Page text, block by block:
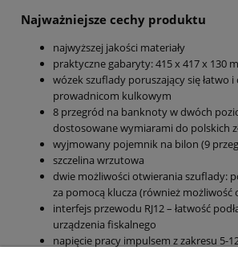
Najważniejsze cechy produktu
najwyższej jakości materiały
praktyczne gabaryty: 415 x 417 x 130
wózek szuflady poruszający się łatwo i
prowadnicom kulkowym
8 przegród na banknoty w dwóch
dostosowane wymiarami do polskich
wyjmowany pojemnik na bilon (9
szczelina wrzutowa
dwie możliwości otwierania szuflady:
za pomocą klucza (również możliwość
interfejs przewodu RJ12 – łatwość
urządzenia fiskalnego
napięcie pracy impulsem z zakresu 5-